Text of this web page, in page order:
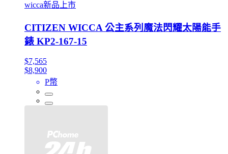
wicca新品上市
CITIZEN WICCA 公主系列魔法閃耀太陽能手
錶 KP2-167-15
$7,565
$8,900
P幣